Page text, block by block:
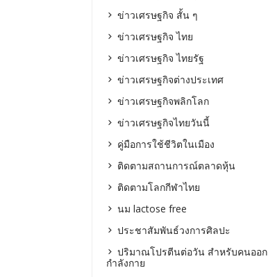
ข่าวเศรษฐกิจ สั้น ๆ
ข่าวเศรษฐกิจ ไทย
ข่าวเศรษฐกิจ ไทยรัฐ
ข่าวเศรษฐกิจต่างประเทศ
ข่าวเศรษฐกิจพลิกโลก
ข่าวเศรษฐกิจไทยวันนี้
คู่มือการใช้ชีวิตในเมือง
ติดตามสถานการณ์ตลาดหุ้น
ติดตามโลกกีฬาไทย
นม lactose free
ประชาสัมพันธ์วงการศิลปะ
ปริมาณโปรตีนต่อวัน สำหรับคนออก
กำลังกาย